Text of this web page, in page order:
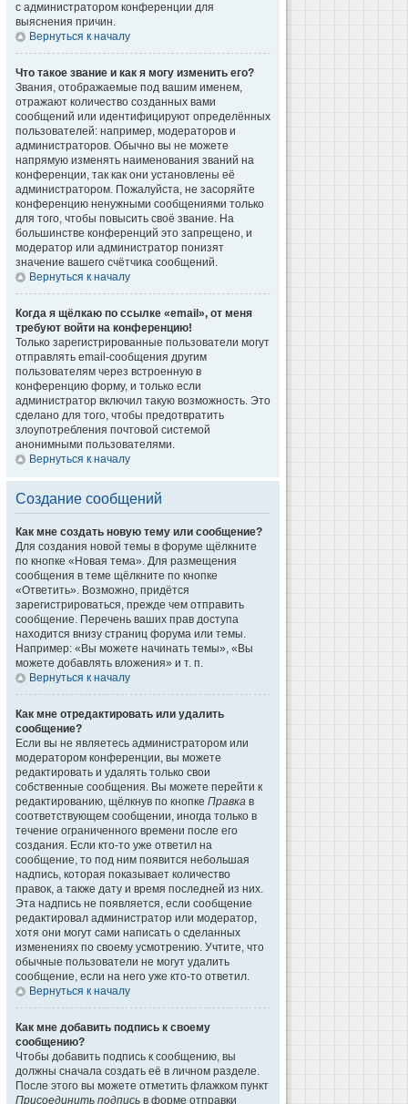
с администратором конференции для
выяснения причин.
Вернуться к началу
Что такое звание и как я могу изменить его?
Звания, отображаемые под вашим именем,
отражают количество созданных вами
сообщений или идентифицируют определённых
пользователей: например, модераторов и
администраторов. Обычно вы не можете
напрямую изменять наименования званий на
конференции, так как они установлены её
администратором. Пожалуйста, не засоряйте
конференцию ненужными сообщениями только
для того, чтобы повысить своё звание. На
большинстве конференций это запрещено, и
модератор или администратор понизят
значение вашего счётчика сообщений.
Вернуться к началу
Когда я щёлкаю по ссылке «email», от меня
требуют войти на конференцию!
Только зарегистрированные пользователи могут
отправлять email-сообщения другим
пользователям через встроенную в
конференцию форму, и только если
администратор включил такую возможность. Это
сделано для того, чтобы предотвратить
злоупотребления почтовой системой
анонимными пользователями.
Вернуться к началу
Создание сообщений
Как мне создать новую тему или сообщение?
Для создания новой темы в форуме щёлкните
по кнопке «Новая тема». Для размещения
сообщения в теме щёлкните по кнопке
«Ответить». Возможно, придётся
зарегистрироваться, прежде чем отправить
сообщение. Перечень ваших прав доступа
находится внизу страниц форума или темы.
Например: «Вы можете начинать темы», «Вы
можете добавлять вложения» и т. п.
Вернуться к началу
Как мне отредактировать или удалить
сообщение?
Если вы не являетесь администратором или
модератором конференции, вы можете
редактировать и удалять только свои
собственные сообщения. Вы можете перейти к
редактированию, щёлкнув по кнопке Правка в
соответствующем сообщении, иногда только в
течение ограниченного времени после его
создания. Если кто-то уже ответил на
сообщение, то под ним появится небольшая
надпись, которая показывает количество
правок, а также дату и время последней из них.
Эта надпись не появляется, если сообщение
редактировал администратор или модератор,
хотя они могут сами написать о сделанных
изменениях по своему усмотрению. Учтите, что
обычные пользователи не могут удалить
сообщение, если на него уже кто-то ответил.
Вернуться к началу
Как мне добавить подпись к своему
сообщению?
Чтобы добавить подпись к сообщению, вы
должны сначала создать её в личном разделе.
После этого вы можете отметить флажком пункт
Присоединить подпись в форме отправки